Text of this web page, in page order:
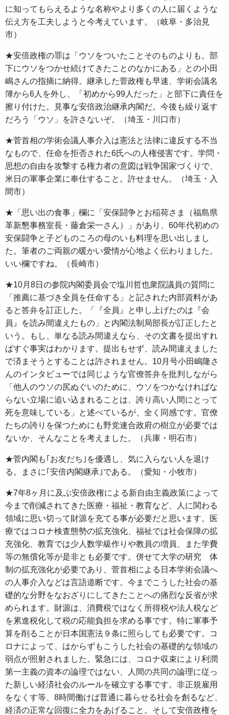
に知ってもらえるような名称やより多くの人に届くような
伝え方を工夫しようと今考えています。（岐阜・多治見
市）
★安倍政権の罪は「ウソをついたことそのものよりも。部
下にウソをつかせ続けてきたことのなかにある」との小田
嶋さんの指摘に納得。継承した菅政権も早速、学術会議名
簿から6人を外し、「初めから99人だった」と部下に責任を
擦り付けた。見事な安倍政治継承内閣だ。今後も繰り返す
だろう「ウソ」を許さないぞ。（埼玉・川口市）
★菅首相の学術会議人事介入は憲法と法律に違反する不当
なもので、任命を拒否された6氏への人権侵害です。学問・
思想の自由を攻撃する権力者の意図は戦争国家づくりで、
米日の軍事企業に奉仕すること。許せません。（埼玉・入
間市）
★「思い出の食事」欄に「安保闘争とお稲荷さま（福島県
革新懇事務室長・藤倉栄一さん）」があり、60年代初めの
安保闘争と子どものころの母のいも料理を思い出しまし
た。筆者のご両親の暖かい愛情が心地よく伝わりました。
いい欄ですね。（長崎市）
★10月8日の参院内閣委員会で塩川哲也衆院議員の質問に
「推薦に基づき全員を任命する」と記された内部資料があ
ると答弁を訂正した。「『全員』と申し上げたのは『会
員』を読み間違えたもの」と内閣法制局部長が訂正したと
いう。もし、単なる読み間違えなら、その文書を提出すれ
ばすぐ事実はわかります。提出もせず、読み間違えました
で済まそうとすることは許されません。10月号小田嶋隆さ
んのインタビューでは同じような官僚答弁を批判しながら
「他人のウソの尻ぬぐいのために、ウソをつかなければな
らない立場に追い込まれることは、誇り高い人間にとって
死を意味している」と述べているが、全く同感です。官僚
たちの誇りを保つためにも野党連合政府の樹立が必要では
ないか、そんなことを考えました。（兵庫・明石市）
★菅内閣も｢お友だち｣を優遇し、気に入らない人を退け
る。まさに｢安倍内閣継承｣である。（愛知・小牧市）
★7年8ヶ月に及ぶ安倍政権による新自由主義政策によって
今まで削減されてきた医療・福祉・教育など、人に関わる
領域に思い切って財源を充てる事が必要だと思います。医
療ではコロナ検査態勢の拡充強化、福祉では社会保障の拡
充強化、教育では少人数学級作りや教員の増員、また学費
等の無償化等が是非とも必要です。併せて大学の研究 体
制の拡充強化が必要であり、菅首相による日本学術会議へ
の人事介入などは言語道断です。今までこうした社会の基
礎的な分野をなおざりにしてきたことへの痛烈な反省が求
められます。財源は、消費税ではなく所得税や法人税など
を累進税化して税の応能負担を求める事です。特に軍事予
算を削ることが日本国憲法９条に照らしても必要です。コ
ロナによって、はからずもこうした社会の基礎的な領域の
弱点が照射されました。緊急には、コロナ収束により利潤
第一主義の資本の論理ではない、人間の共同の論理に従っ
た新しい経済社会のルールを確立する事です。非正規雇用
をなくす等、8時間働けば普通に暮らせる社会を創るなど、
経済の正常な回復に全力をあげること。そして安倍政権を